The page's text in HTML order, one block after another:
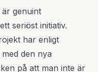
genuint
seriöst initiativ.
har enligt
den nya
på att man inte är